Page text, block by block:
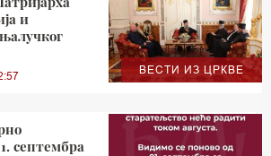
ВЕСТИ ИЗ ЦРКВЕ
и
септембра